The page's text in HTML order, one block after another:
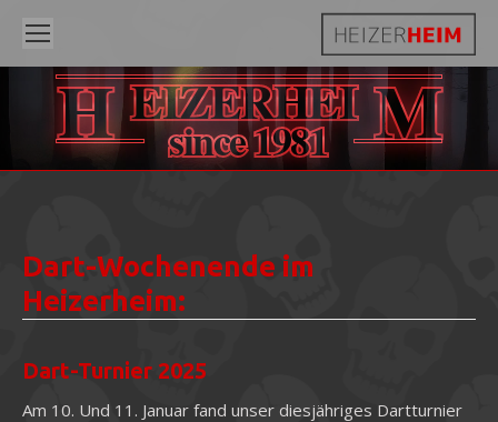
H EIZERHEI M
since 1981
Dart-Wochenende im
Heizerheim:
Dart-Turnier 2025
Am 10. Und 11. Januar fand unser diesjähriges Dartturnier